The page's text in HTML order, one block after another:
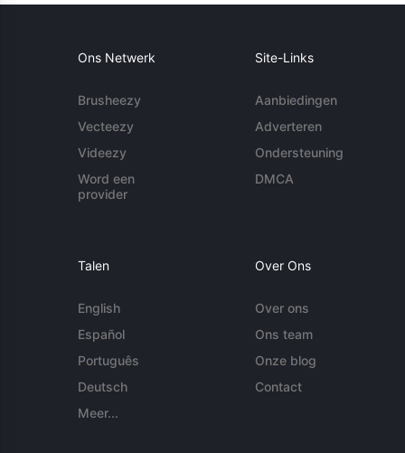
Ons Netwerk
Brusheezy
Vecteezy
Videezy
Word een
provider
Site-Links
Aanbiedingen
Adverteren
Ondersteuning
DMCA
Talen
English
Español
Português
Deutsch
Meer...
Over Ons
Over ons
Ons team
Onze blog
Contact